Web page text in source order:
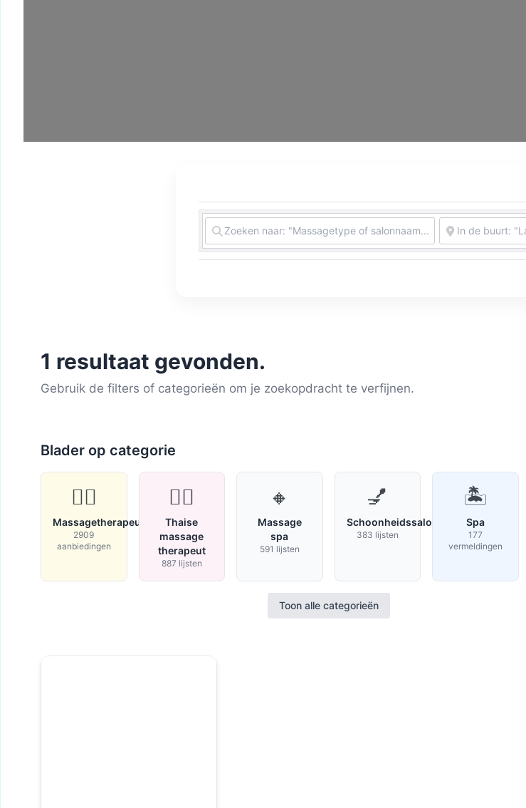
1 resultaat gevonden.
Gebruik de filters of categorieën om je zoekopdracht te verfijnen.
Blader op categorie
💆‍♂️
Massagetherapeut
2909
aanbiedingen
🧘‍♀️
Thaise
massage
therapeut
887 lijsten
🔸
Massage
spa
591 lijsten
💅
Schoonheidssalon
383 lijsten
🏝️
Spa
177
vermeldingen
Toon alle categorieën